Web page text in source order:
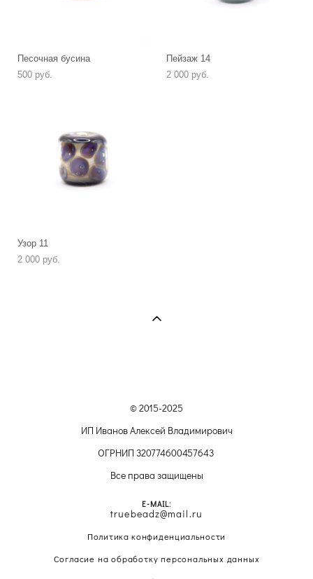
Песочная бусина
500 pуб.
Пейзаж 14
2 000 pуб.
Узор 11
2 000 pуб.
© 2015-2025
ИП Иванов Алексей Владимирович
ОГРНИП 320774600457643
Все права защищены
E-MAIL:
truebeadz@mail.ru
Политика конфиденциальности
Согласие на обработку персональных данных